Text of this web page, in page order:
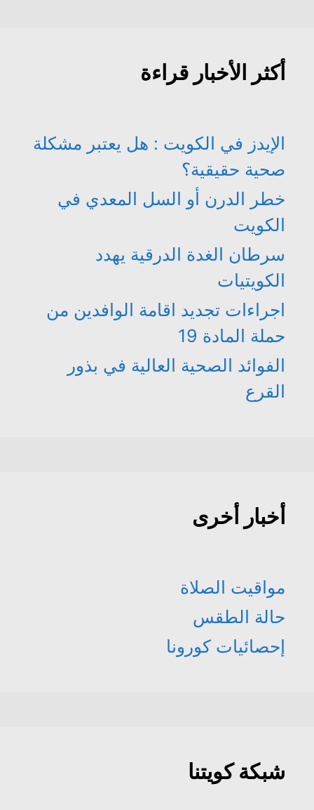
أكثر الأخبار قراءة
الإيدز في الكويت : هل يعتبر مشكلة
صحية حقيقية؟
خطر الدرن أو السل المعدي في
الكويت
سرطان الغدة الدرقية يهدد
الكويتيات
اجراءات تجديد اقامة الوافدين من
حملة المادة 19
الفوائد الصحية العالية في بذور
القرع
أخبار أخرى
مواقيت الصلاة
حالة الطقس
إحصائيات كورونا
شبكة كويتنا